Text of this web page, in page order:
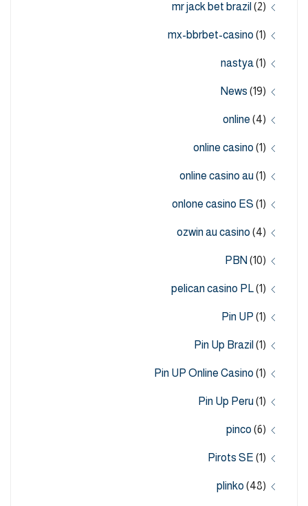
mr jack bet brazil (2)
mx-bbrbet-casino (1)
nastya(1)
News (19)
online (4)
online casino (1)
online casino au (1)
onlone casino ES (1)
ozwin au casino (4)
PBN (10)
pelican casino PL(1)
Pin UP (1)
Pin Up Brazil (1)
Pin UP Online Casino (1)
Pin Up Peru (1)
pinco (6)
Pirots SE (1)
plinko (48)